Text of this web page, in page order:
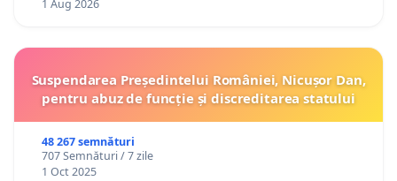
1 Aug 2026
Suspendarea Președintelui României, Nicușor Dan,
pentru abuz de funcție și discreditarea statului
48 267 semnături
707 Semnături / 7 zile
1 Oct 2025